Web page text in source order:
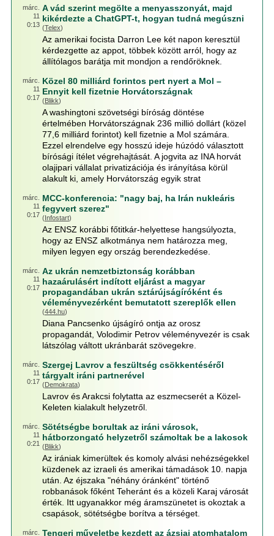
márc.
11
0:13
A vád szerint megölte a menyasszonyát, majd
kikérdezte a ChatGPT-t, hogyan tudná megúszni
(Telex)
Az amerikai focista Darron Lee két napon keresztül
kérdezgette az appot, többek között arról, hogy az
állítólagos barátja mit mondjon a rendőröknek.
márc.
11
0:17
Közel 80 milliárd forintos pert nyert a Mol –
Ennyit kell fizetnie Horvátországnak
(Blikk)
A washingtoni szövetségi bíróság döntése
értelmében Horvátországnak 236 millió dollárt (közel
77,6 milliárd forintot) kell fizetnie a Mol számára.
Ezzel elrendelve egy hosszú ideje húzódó választott
bírósági ítélet végrehajtását. A jogvita az INA horvát
olajipari vállalat privatizációja és irányítása körül
alakult ki, amely Horvátország egyik strat
márc.
11
0:17
MCC-konferencia: "nagy baj, ha Irán nukleáris
fegyvert szerez"
(Infostart)
Az ENSZ korábbi főtitkár-helyettese hangsúlyozta,
hogy az ENSZ alkotmánya nem határozza meg,
milyen legyen egy ország berendezkedése.
márc.
11
0:17
Az ukrán nemzetbiztonság korábban
hazaárulásért indított eljárást a magyar
propagandában ukrán sztárújságíróként és
véleményvezérként bemutatott szereplők ellen
(444.hu)
Diana Pancsenko újságíró ontja az orosz
propagandát, Volodimir Petrov véleményvezér is csak
látszólag váltott ukránbarát szövegekre.
márc.
11
0:17
Szergej Lavrov a feszültség csökkentéséről
tárgyalt iráni partnerével
(Demokrata)
Lavrov és Arakcsi folytatta az eszmecserét a Közel-
Keleten kialakult helyzetről.
márc.
11
0:21
Sötétségbe borultak az iráni városok,
hátborzongató helyzetről számoltak be a lakosok
(Blikk)
Az irániak kimerültek és komoly alvási nehézségekkel
küzdenek az izraeli és amerikai támadások 10. napja
után. Az éjszaka "néhány óránként" történő
robbanások főként Teheránt és a közeli Karaj városát
érték. Itt ugyanakkor még áramszünetet is okoztak a
csapások, sötétségbe borítva a térséget.
márc.
Tengeri műveletbe kezdett az ázsiai atomhatalom